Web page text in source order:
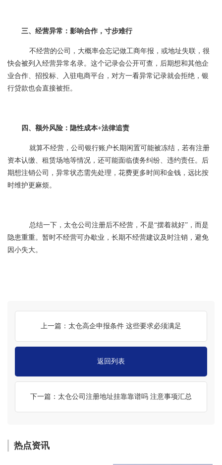
三、经营异常：影响合作，寸步难行
不经营的公司，大概率会忘记做工商年报，或地址失联，很
快会被列入经营异常名录。这个记录会公开可查，后期想和其他企
业合作、招投标、入驻电商平台，对方一看异常记录就会拒绝，银
行贷款也会直接被拒。
四、额外风险：隐性成本+法律追责
就算不经营，公司银行账户长期闲置可能被冻结，若有注册
资本认缴、租赁场地等情况，还可能面临债务纠纷、违约责任。后
期想注销公司，异常状态需先处理，花费更多时间和金钱，远比按
时维护更麻烦。
总结一下，太仓公司注册后不经营，不是“摆着就好”，而是
隐患重重。暂时不经营可办歇业，长期不经营建议及时注销，避免
因小失大。
上一篇：太仓高企申报条件 这些要求必须满足
返回列表
下一篇：太仓公司注册地址挂靠靠谱吗 注意事项汇总
热点资讯